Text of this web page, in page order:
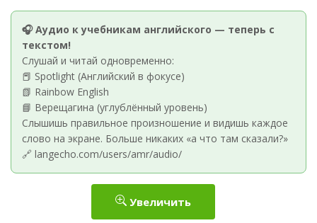
🎧 Аудио к учебникам английского — теперь с
текстом!
Слушай и читай одновременно:
📕 Spotlight (Английский в фокусе)
📗 Rainbow English
📘 Верещагина (углублённый уровень)
Слышишь правильное произношение и видишь каждое
слово на экране. Больше никаких «а что там сказали?»
🔗 langecho.com/users/amr/audio/
Увеличить